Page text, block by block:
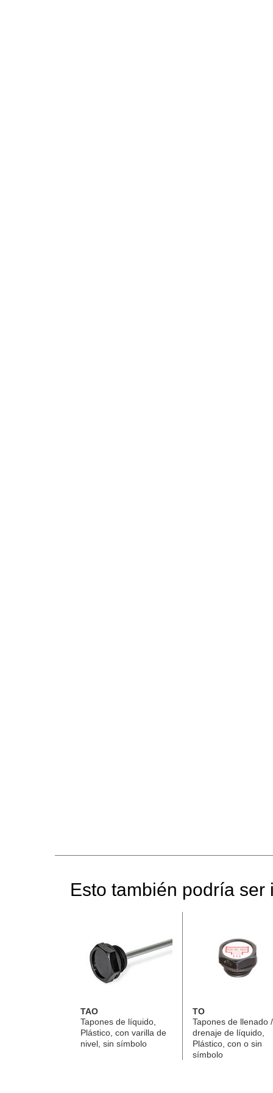
Esto también podría ser
TAO
Tapones de líquido,
Plástico, con varilla de
nivel, sin símbolo
TO
Tapones de llenado /
drenaje de líquido,
Plástico, con o sin
símbolo